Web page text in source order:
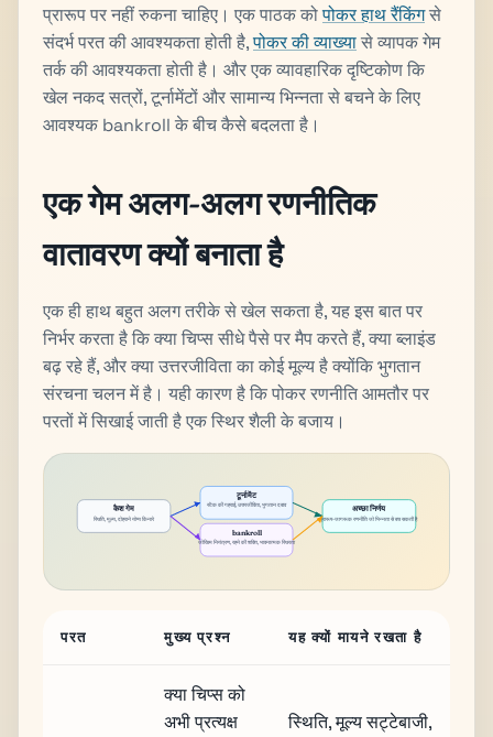
प्रारूप पर नहीं रुकना चाहिए। एक पाठक कोपोकर हाथ रैंकिंगसे
संदर्भ परत की आवश्यकता होती है,पोकर की व्याख्यासे व्यापक गेम
तर्क की आवश्यकता होती है। और एक व्यावहारिक दृष्टिकोण कि
खेल नकद सत्रों, टूर्नामेंटों और सामान्य भिन्नता से बचने के लिए
आवश्यक bankroll के बीच कैसे बदलता है।
एक गेम अलग-अलग रणनीतिक
वातावरण क्यों बनाता है
एक ही हाथ बहुत अलग तरीके से खेल सकता है, यह इस बात पर
निर्भर करता है कि क्या चिप्स सीधे पैसे पर मैप करते हैं, क्या ब्लाइंड
बढ़ रहे हैं, और क्या उत्तरजीविता का कोई मूल्य है क्योंकि भुगतान
संरचना चलन में है। यही कारण है कि पोकर रणनीति आमतौर पर
परतों में सिखाई जाती है एक स्थिर शैली के बजाय।
कैश गेम
स्थिति, मूल्य, दोहराने योग्य किनारे
टूर्नामेंट
स्टैक की गहराई, उत्तरजीविता, भुगतान दबाव
bankroll
जोखिम नियंत्रण, रहने की शक्ति, भावनात्मक स्थिरता
अच्छा निर्णय
प्रारूप-जागरूक रणनीति जो भिन्नता से बच सकती है
परत मुख्य प्रश्न यह क्यों मायने रखता है
क्या चिप्स को
अभी प्रत्यक्ष
स्थिति, मूल्य सट्टेबाजी,